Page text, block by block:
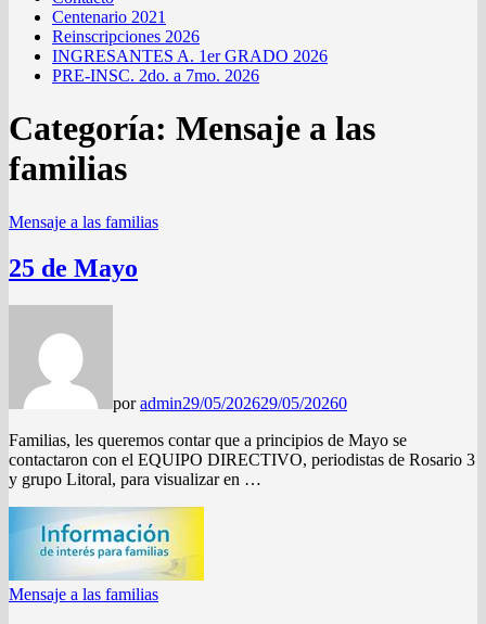
Centenario 2021
Reinscripciones 2026
INGRESANTES A. 1er GRADO 2026
PRE-INSC. 2do. a 7mo. 2026
Categoría: Mensaje a las
familias
Mensaje a las familias
25 de Mayo
poradmin29/05/202629/05/20260
Familias, les queremos contar que a principios de Mayo se
contactaron con el EQUIPO DIRECTIVO, periodistas de Rosario 3
y grupo Litoral, para visualizar en …
Mensaje a las familias